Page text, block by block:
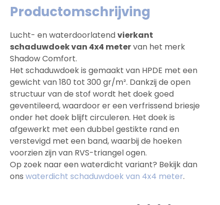
Productomschrijving
Lucht- en waterdoorlatendvierkant
schaduwdoek van 4x4 metervan het merk
Shadow Comfort.
Het schaduwdoek is gemaakt van HPDE met een
gewicht van 180 tot 300 gr/m². Dankzij de open
structuur van de stof wordt het doek goed
geventileerd, waardoor er een verfrissend briesje
onder het doek blijft circuleren. Het doek is
afgewerkt met een dubbel gestikte rand en
verstevigd met een band, waarbij de hoeken
voorzien zijn van RVS-triangel ogen.
Op zoek naar een waterdicht variant? Bekijk dan
ons waterdicht schaduwdoek van 4x4 meter.